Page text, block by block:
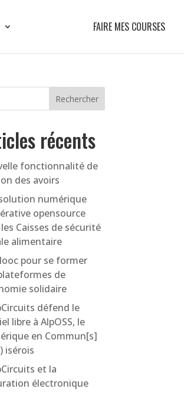
FAIRE MES COURSES
récents
fonctionnalité de
des avoirs
numérique
opensource
Caisses de sécurité
alimentaire
pour se former
de
solidaire
défend le
libre à AlpOSS, le
en Commun[s]
isérois
et la
électronique